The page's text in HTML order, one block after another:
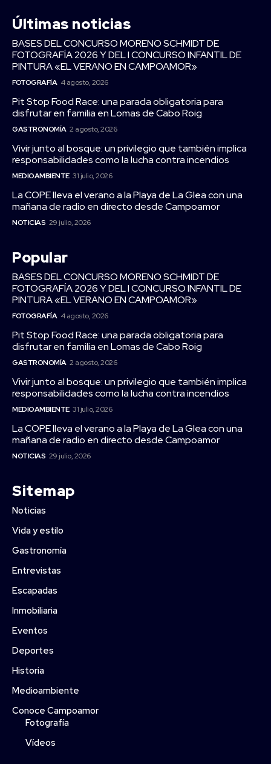
Últimas noticias
BASES DEL CONCURSO MORENO SCHMIDT DE
FOTOGRAFÍA 2026 Y DEL I CONCURSO INFANTIL DE
PINTURA «EL VERANO EN CAMPOAMOR»
FOTOGRAFÍA 4 agosto, 2026
Pit Stop Food Race: una parada obligatoria para
disfrutar en familia en Lomas de Cabo Roig
GASTRONOMÍA 2 agosto, 2026
Vivir junto al bosque: un privilegio que también implica
responsabilidades como la lucha contra incendios
MEDIOAMBIENTE 31 julio, 2026
La COPE lleva el verano a la Playa de La Glea con una
mañana de radio en directo desde Campoamor
NOTICIAS 29 julio, 2026
Popular
BASES DEL CONCURSO MORENO SCHMIDT DE
FOTOGRAFÍA 2026 Y DEL I CONCURSO INFANTIL DE
PINTURA «EL VERANO EN CAMPOAMOR»
FOTOGRAFÍA 4 agosto, 2026
Pit Stop Food Race: una parada obligatoria para
disfrutar en familia en Lomas de Cabo Roig
GASTRONOMÍA 2 agosto, 2026
Vivir junto al bosque: un privilegio que también implica
responsabilidades como la lucha contra incendios
MEDIOAMBIENTE 31 julio, 2026
La COPE lleva el verano a la Playa de La Glea con una
mañana de radio en directo desde Campoamor
NOTICIAS 29 julio, 2026
Sitemap
Noticias
Vida y estilo
Gastronomía
Entrevistas
Escapadas
Inmobiliaria
Eventos
Deportes
Historia
Medioambiente
Conoce Campoamor
Fotografía
Vídeos